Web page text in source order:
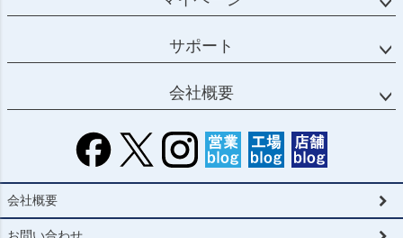
サポート
会社概要
会社概要